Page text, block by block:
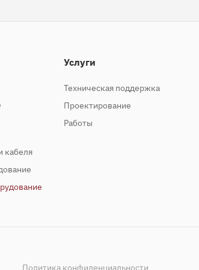
кабеля
Услуги
Техническая поддержка
Проектирование
Работы
Политика конфиденциальности